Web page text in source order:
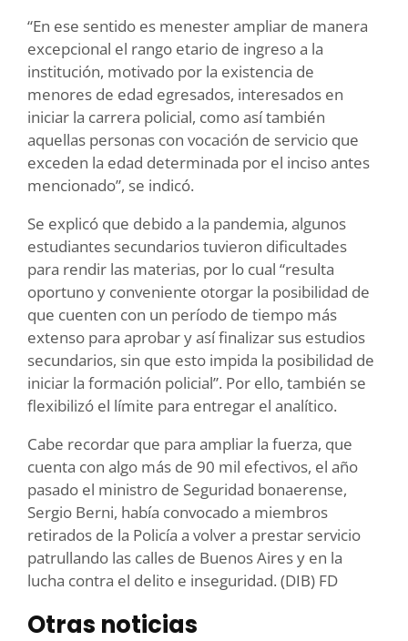
“En ese sentido es menester ampliar de manera
excepcional el rango etario de ingreso a la
institución, motivado por la existencia de
menores de edad egresados, interesados en
iniciar la carrera policial, como así también
aquellas personas con vocación de servicio que
exceden la edad determinada por el inciso antes
mencionado”, se indicó.
Se explicó que debido a la pandemia, algunos
estudiantes secundarios tuvieron dificultades
para rendir las materias, por lo cual “resulta
oportuno y conveniente otorgar la posibilidad de
que cuenten con un período de tiempo más
extenso para aprobar y así finalizar sus estudios
secundarios, sin que esto impida la posibilidad de
iniciar la formación policial”. Por ello, también se
flexibilizó el límite para entregar el analítico.
Cabe recordar que para ampliar la fuerza, que
cuenta con algo más de 90 mil efectivos, el año
pasado el ministro de Seguridad bonaerense,
Sergio Berni, había convocado a miembros
retirados de la Policía a volver a prestar servicio
patrullando las calles de Buenos Aires y en la
lucha contra el delito e inseguridad. (DIB) FD
Otras noticias